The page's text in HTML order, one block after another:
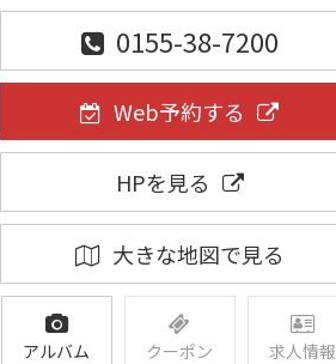
0155-38-7200
Web予約する
HPを見る
大きな地図で見る
アルバム クーポン 求人情報